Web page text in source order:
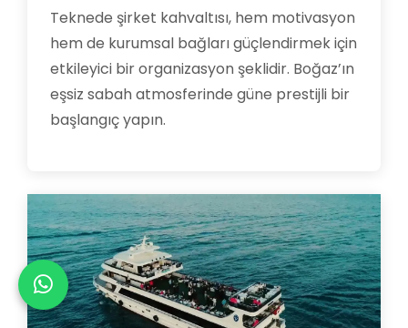
Teknede şirket kahvaltısı, hem motivasyon
hem de kurumsal bağları güçlendirmek için
etkileyici bir organizasyon şeklidir. Boğaz’ın
eşsiz sabah atmosferinde güne prestijli bir
başlangıç yapın.